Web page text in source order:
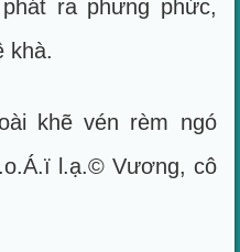
ra phưng phức,
khà.
khẽ vén rèm ngó
l.ạ.© Vương, cô